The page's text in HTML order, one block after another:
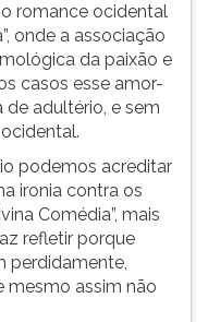
romance ocidental
onde a associação
da paixão e
casos esse amor-
adultério, e sem
podemos acreditar
ironia contra os
Comédia”, mais
refletir porque
perdidamente,
mesmo assim não